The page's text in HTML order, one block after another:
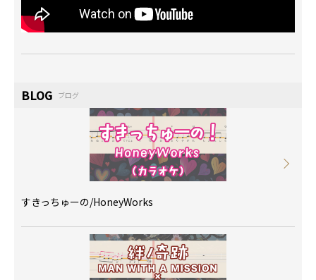
BLOG ブログ
すきっちゅーの/HoneyWorks